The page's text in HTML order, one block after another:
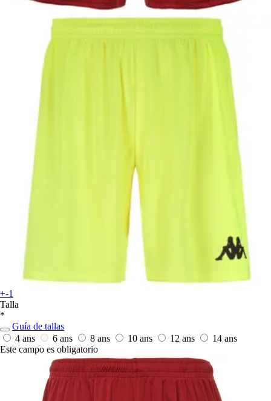
+-1
Talla
*
Guía de tallas
4 ans
6 ans 8 ans 10 ans 12 ans
14 ans
Este campo es obligatorio